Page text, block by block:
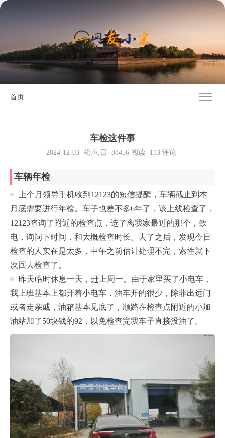
首页
车检这件事
2024-12-03 松声, 日 88456 阅读 113 评论
车辆年检
上个月领导手机收到12123的短信提醒，车辆截止到本
月底需要进行年检。车子也差不多6年了，该上线检查了，
12123查询了附近的检查点，选了离我家最近的那个，致
电，询问下时间，和大概检查时长。去了之后，发现今日
检查的人实在是太多，中午之前估计处理不完，索性就下
次回去检查了。
昨天临时休息一天，赶上周一。由于家里买了小电车，
我上班基本上都开着小电车，油车开的很少，除非出远门
或者走亲戚，油箱基本见底了，顺路在检查点附近的小加
油站加了50块钱的92，以免检查完我车子直接没油了。